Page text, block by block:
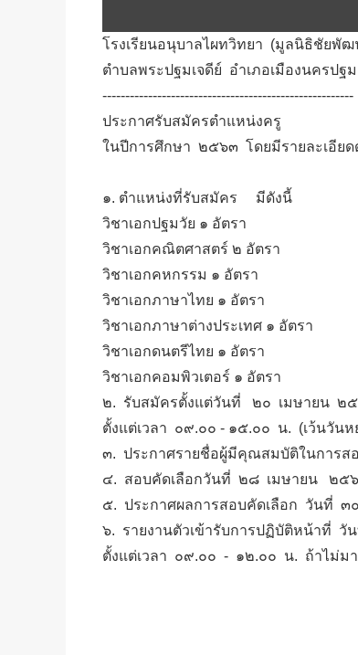
โรงเรียนอนุบาลไผทวิทยา (มูลนิธิชัยพัฒ
ตำบลพระปฐมเจดีย์ อำเภอเมืองนครปฐ
-------------------------------------------------------
ประกาศรับสมัครตำแหน่งครู
ในปีการศึกษา ๒๕๖๓ โดยมีรายละเอียด
๑. ตำแหน่งที่รับสมัคร มีดังนี้
วิชาเอกปฐมวัย ๑ อัตรา
วิชาเอกคณิตศาสตร์ ๒ อัตรา
วิชาเอกคหกรรม ๑ อัตรา
วิชาเอกภาษาไทย ๑ อัตรา
วิชาเอกภาษาต่างประเทศ ๑ อัตรา
วิชาเอกดนตรีไทย ๑ อัตรา
วิชาเอกคอมพิวเตอร์ ๑ อัตรา
๒. รับสมัครตั้งแต่วันที่ ๒๐ เมษายน
ตั้งแต่เวลา ๐๙.๐๐ - ๑๕.๐๐ น. (เว้นวัน
๓. ประกาศรายชื่อผู้มีคุณสมบัติในการ
๔. สอบคัดเลือกวันที่ ๒๘ เมษายน ๒๕
๕. ประกาศผลการสอบคัดเลือก วันที่
๖. รายงานตัวเข้ารับการปฏิบัติหน้าที่
ตั้งแต่เวลา ๐๙.๐๐ - ๑๒.๐๐ น. ถ้าไม่ม